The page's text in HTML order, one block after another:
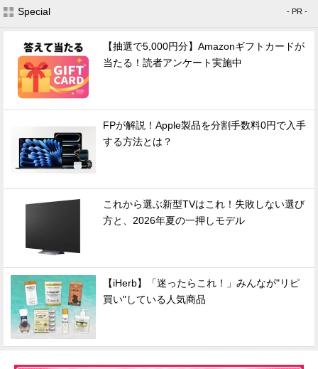
Special - PR -
【抽選で5,000円分】Amazonギフトカードが
当たる！読者アンケート実施中
FPが解説！Apple製品を分割手数料0円で入手
する方法とは？
これから選ぶ新型TVはこれ！失敗しない選び
方と、2026年夏の一押しモデル
【iHerb】「迷ったらこれ！」みんなが"リピ
買い"している人気商品